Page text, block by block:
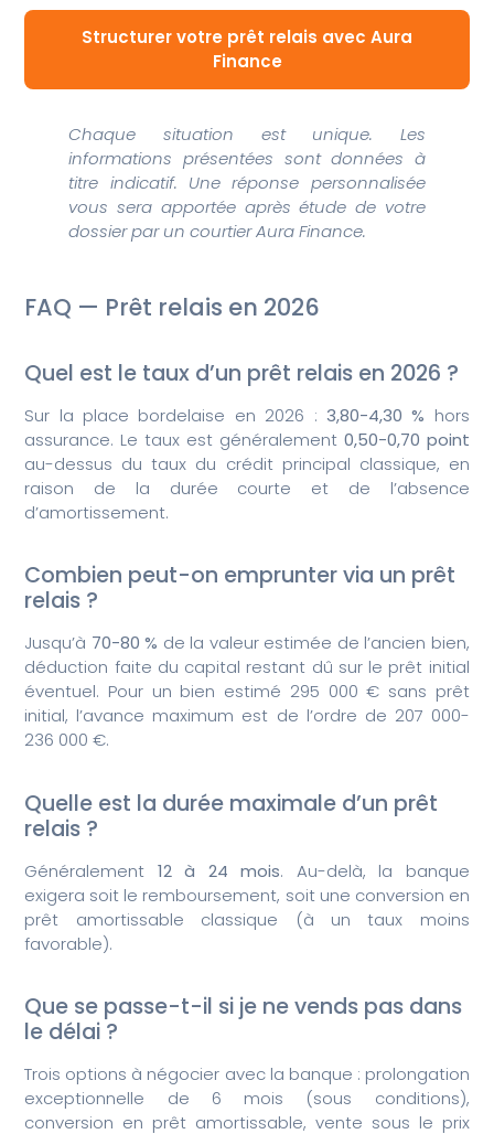
Structurer votre prêt relais avec Aura
Finance
Chaque situation est unique. Les
informations présentées sont données à
titre indicatif. Une réponse personnalisée
vous sera apportée après étude de votre
dossier par un courtier Aura Finance.
FAQ — Prêt relais en 2026
Quel est le taux d’un prêt relais en 2026 ?
Sur la place bordelaise en 2026 : 3,80-4,30 % hors
assurance. Le taux est généralement 0,50-0,70 point
au-dessus du taux du crédit principal classique, en
raison de la durée courte et de l’absence
d’amortissement.
Combien peut-on emprunter via un prêt
relais ?
Jusqu’à 70-80 % de la valeur estimée de l’ancien bien,
déduction faite du capital restant dû sur le prêt initial
éventuel. Pour un bien estimé 295 000 € sans prêt
initial, l’avance maximum est de l’ordre de 207 000-
236 000 €.
Quelle est la durée maximale d’un prêt
relais ?
Généralement 12 à 24 mois. Au-delà, la banque
exigera soit le remboursement, soit une conversion en
prêt amortissable classique (à un taux moins
favorable).
Que se passe-t-il si je ne vends pas dans
le délai ?
Trois options à négocier avec la banque : prolongation
exceptionnelle de 6 mois (sous conditions),
conversion en prêt amortissable, vente sous le prix